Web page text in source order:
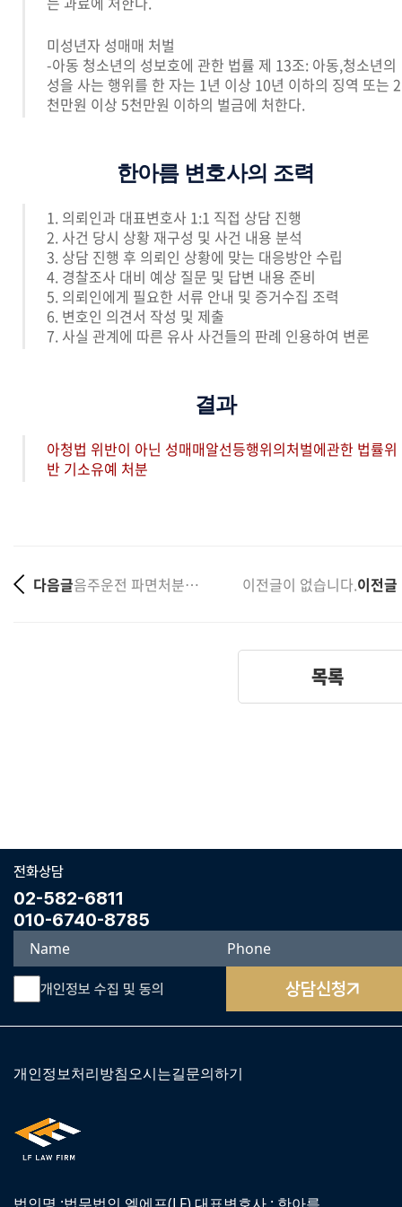
미성년자 성매매 처벌
-아동 청소년의 성보호에 관한 법률 제 13조: 아동,청소년의
성을 사는 행위를 한 자는 1년 이상 10년 이하의 징역 또는 2
천만원 이상 5천만원 이하의 벌금에 처한다.
한아름 변호사의 조력
1. 의뢰인과 대표변호사 1:1 직접 상담 진행
2. 사건 당시 상황 재구성 및 사건 내용 분석
3. 상담 진행 후 의뢰인 상황에 맞는 대응방안 수립
4. 경찰조사 대비 예상 질문 및 답변 내용 준비
5. 의뢰인에게 필요한 서류 안내 및 증거수집 조력
6. 변호인 의견서 작성 및 제출
7. 사실 관계에 따른 유사 사건들의 판례 인용하여 변론
결과
아청법 위반이 아닌 성매매알선등행위의처벌에관한 법률위
반 기소유예 처분
다음글 음주운전 파면처분, 소청심사로 해임 감경받은 교원 이전글이 없습니다.이전글
목록
전화상담
02-582-6811
010-6740-8785
개인정보 수집 및 동의 상담신청
개인정보처리방침오시는길문의하기